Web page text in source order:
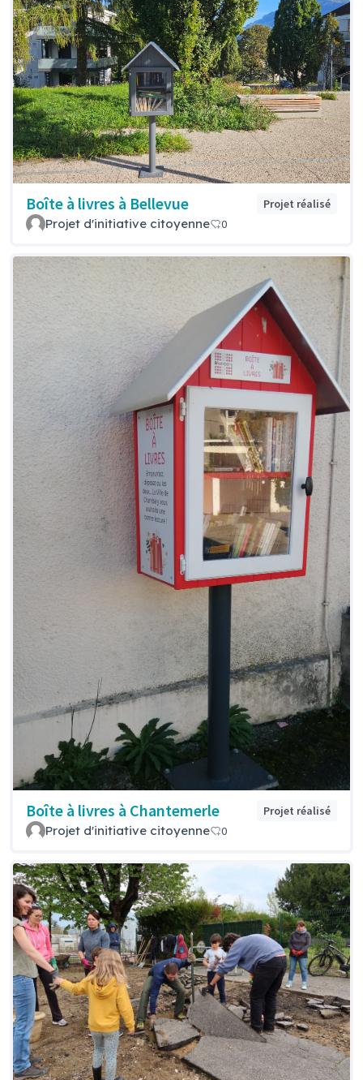
Boîte à livres à Bellevue Projet réalisé
Projet d'initiative citoyenne 0
Boîte à livres à Chantemerle Projet réalisé
Projet d'initiative citoyenne 0